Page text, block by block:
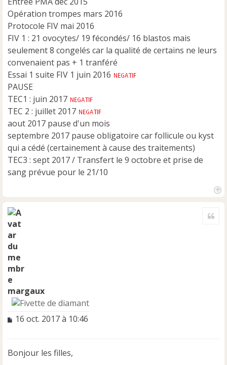
Opération trompes mars 2016
Protocole FIV mai 2016
FIV 1 : 21 ovocytes/ 19 fécondés/ 16 blastos mais
seulement 8 congelés car la qualité de certains ne leurs
convenaient pas + 1 tranféré
Essai 1 suite FIV 1 juin 2016
PAUSE
TEC1 : juin 2017
TEC 2 : juillet 2017
aout 2017 pause d'un mois
septembre 2017 pause obligatoire car follicule ou kyst
qui a cédé (certainement à cause des traitements)
TEC3 : sept 2017 / Transfert le 9 octobre et prise de
sang prévue pour le 21/10
margaux
M
a
16 oct. 2017 à 10:46
Bonjour les filles,